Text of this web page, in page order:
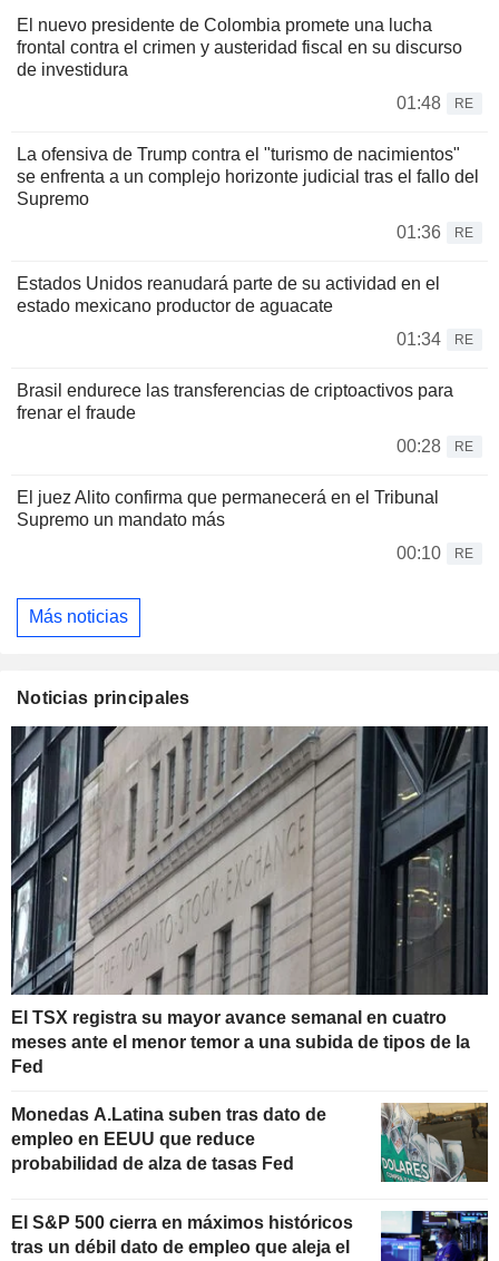
El nuevo presidente de Colombia promete una lucha
frontal contra el crimen y austeridad fiscal en su discurso
de investidura
01:48
RE
La ofensiva de Trump contra el "turismo de nacimientos"
se enfrenta a un complejo horizonte judicial tras el fallo del
Supremo
01:36
RE
Estados Unidos reanudará parte de su actividad en el
estado mexicano productor de aguacate
01:34
RE
Brasil endurece las transferencias de criptoactivos para
frenar el fraude
00:28
RE
El juez Alito confirma que permanecerá en el Tribunal
Supremo un mandato más
00:10
RE
Más noticias
Noticias principales
El TSX registra su mayor avance semanal en cuatro
meses ante el menor temor a una subida de tipos de la
Fed
Monedas A.Latina suben tras dato de
empleo en EEUU que reduce
probabilidad de alza de tasas Fed
El S&P 500 cierra en máximos históricos
tras un débil dato de empleo que aleja el